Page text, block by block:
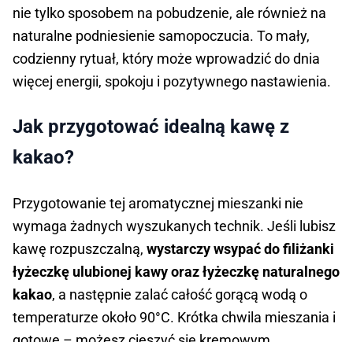
nie tylko sposobem na pobudzenie, ale również na
naturalne podniesienie samopoczucia. To mały,
codzienny rytuał, który może wprowadzić do dnia
więcej energii, spokoju i pozytywnego nastawienia.
Jak przygotować idealną kawę z
kakao?
Przygotowanie tej aromatycznej mieszanki nie
wymaga żadnych wyszukanych technik. Jeśli lubisz
kawę rozpuszczalną, wystarczy wsypać do filiżanki
łyżeczkę ulubionej kawy oraz łyżeczkę naturalnego
kakao, a następnie zalać całość gorącą wodą o
temperaturze około 90°C. Krótka chwila mieszania i